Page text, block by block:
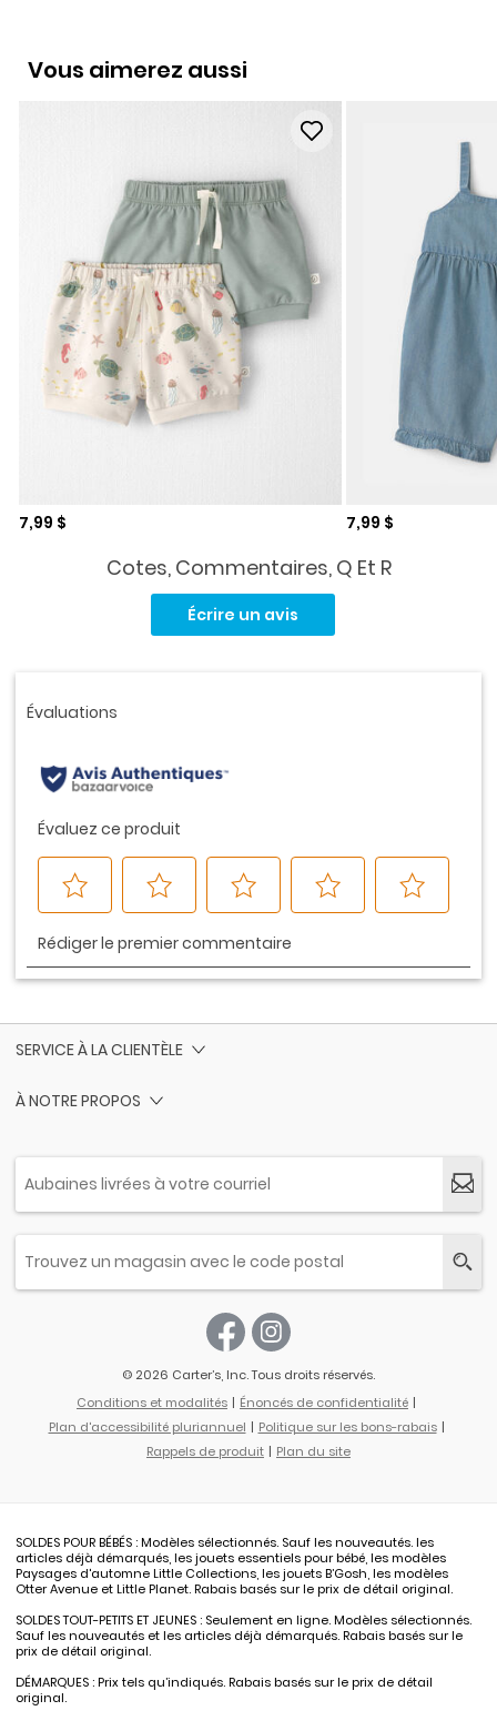
Vous aimerez aussi
Prix de solde
7,99 $ Prix de solde
7,99 $
Cotes, Commentaires, Q Et R
la
Écrire un avis
SERVICE À LA CLIENTÈLE
À NOTRE PROPOS
© 2026 Carter’s, Inc. Tous droits réservés.
Conditions et modalités
Énoncés de confidentialité
Plan d'accessibilité pluriannuel
Politique sur les bons-rabais
Rappels de produit
Plan du site
SOLDES POUR BÉBÉS : Modèles sélectionnés. Sauf les nouveautés. les
articles déjà démarqués, les jouets essentiels pour bébé, les modèles
Paysages d'automne Little Collections, les jouets B’Gosh, les modèles
Otter Avenue et Little Planet. Rabais basés sur le prix de détail original.
SOLDES TOUT-PETITS ET JEUNES : Seulement en ligne. Modèles sélectionnés.
Sauf les nouveautés et les articles déjà démarqués. Rabais basés sur le
prix de détail original.
DÉMARQUES : Prix tels qu’indiqués. Rabais basés sur le prix de détail
original.